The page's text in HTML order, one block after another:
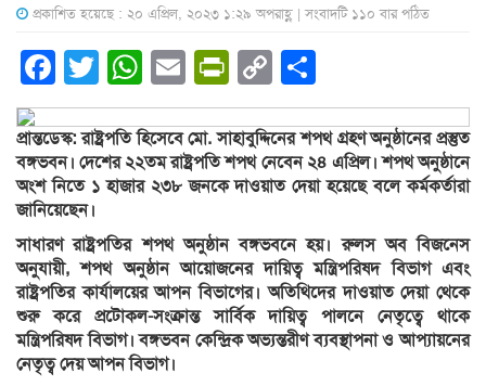
প্রকাশিত হয়েছে : ২০ এপ্রিল, ২০২৩ ১:২৯ অপরাহ্ণ | সংবাদটি ১১০ বার পঠিত
Facebook
Twitter
WhatsApp
EmailPrintFriendly
Copy
Link
প্রান্তডেস্ক: রাষ্ট্রপতি হিসেবে মো. সাহাবুদ্দিনের শপথ গ্রহণ অনুষ্ঠানের প্রস্তুত
বঙ্গভবন। দেশের ২২তম রাষ্ট্রপতি শপথ নেবেন ২৪ এপ্রিল। শপথ অনুষ্ঠানে
অংশ নিতে ১ হাজার ২৩৮ জনকে দাওয়াত দেয়া হয়েছে বলে কর্মকর্তারা
জানিয়েছেন।
সাধারণ রাষ্ট্রপতির শপথ অনুষ্ঠান বঙ্গভবনে হয়। রুলস অব বিজনেস
অনুযায়ী, শপথ অনুষ্ঠান আয়োজনের দায়িত্ব মন্ত্রিপরিষদ বিভাগ এবং
রাষ্ট্রপতির কার্যালয়ের আপন বিভাগের। অতিথিদের দাওয়াত দেয়া থেকে
শুরু করে প্রটোকল-সংক্রান্ত সার্বিক দায়িত্ব পালনে নেতৃত্বে থাকে
মন্ত্রিপরিষদ বিভাগ। বঙ্গভবন কেন্দ্রিক অভ্যন্তরীণ ব্যবস্থাপনা ও আপ্যায়নের
নেতৃত্ব দেয় আপন বিভাগ।